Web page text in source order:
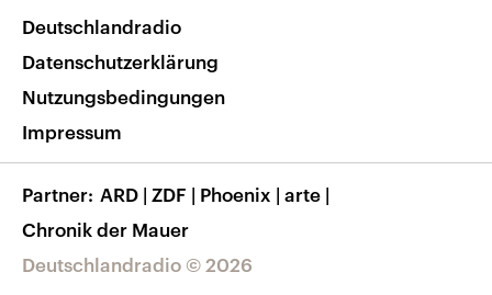
Nachrichten App
Frequenzen
Veranstaltungen
Musikliste
RSS
Barrierefreiheit
Deutschlandradio © 2026
Deutschlandradio
Datenschutzerklärung
Nutzungsbedingungen
Impressum
Partner ARD | ZDF | Phoenix | arte |
Chronik der Mauer